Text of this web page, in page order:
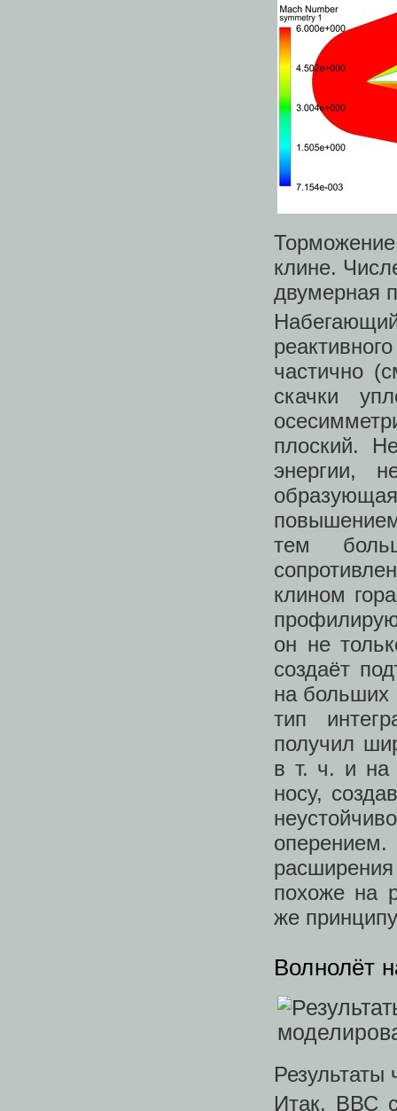
клине.
двумерная
частично
скачки
плоский.
энергии,
тем
клином
он не
создаёт
на больших
тип
получил
в т. ч. и на
носу,
похоже на
же
Волнолёт
Итак, ВВС